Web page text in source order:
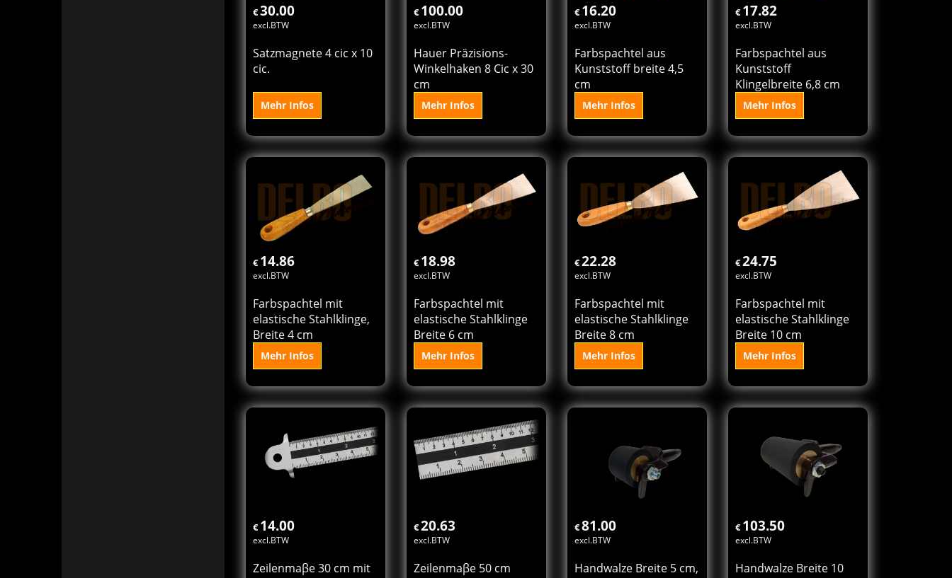
€30.00
excl.BTW
Satzmagnete 4 cic x 10
cic.
Mehr Infos
In den
Korb
€ 100.00
excl.BTW
Hauer Präzisions-
Winkelhaken 8 Cic x 30
cm
Mehr Infos
In den
Korb
€ 16.20
excl.BTW
Farbspachtel aus
Kunststoff breite 4,5
cm
Mehr Infos
In den
Korb
€ 17.82
excl.BTW
Farbspachtel aus
Kunststoff
Klingelbreite 6,8 cm
Mehr Infos
In den
Korb
excl.BTW
Farbspachtel mit
elastische Stahlklinge,
Breite 4 cm
Mehr Infos
Korb
excl.BTW
Farbspachtel mit
elastische Stahlklinge
Breite 6 cm
Mehr Infos
Korb
excl.BTW
Farbspachtel mit
elastische Stahlklinge
Breite 8 cm
Mehr Infos
excl.BTW
Farbspachtel mit
elastische Stahlklinge
Breite 10 cm
Mehr Infos